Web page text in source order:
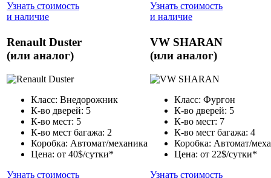
Узнать стоимость
и наличие
Узнать стоимость
и наличие
Renault Duster
(или аналог)
Класс: Внедорожник
К-во дверей: 5
К-во мест: 5
К-во мест багажа: 2
Коробка: Автомат/механика
Цена: от 40$/сутки*
Узнать стоимость
VW SHARAN
(или аналог)
Класс: Фургон
К-во дверей: 5
К-во мест: 7
К-во мест багажа: 4
Коробка: Автомат/
Цена: от 22$/сутки*
Узнать стоимость